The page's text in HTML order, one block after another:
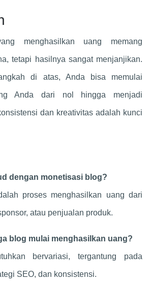
menghasilkan uang memang
tetapi hasilnya sangat menjanjikan.
di atas, Anda bisa memulai
Anda dari nol hingga menjadi
dan kreativitas adalah kunci
dengan monetisasi blog?
proses menghasilkan uang dari
atau penjualan produk.
blog mulai menghasilkan uang?
bervariasi, tergantung pada
SEO, dan konsistensi.